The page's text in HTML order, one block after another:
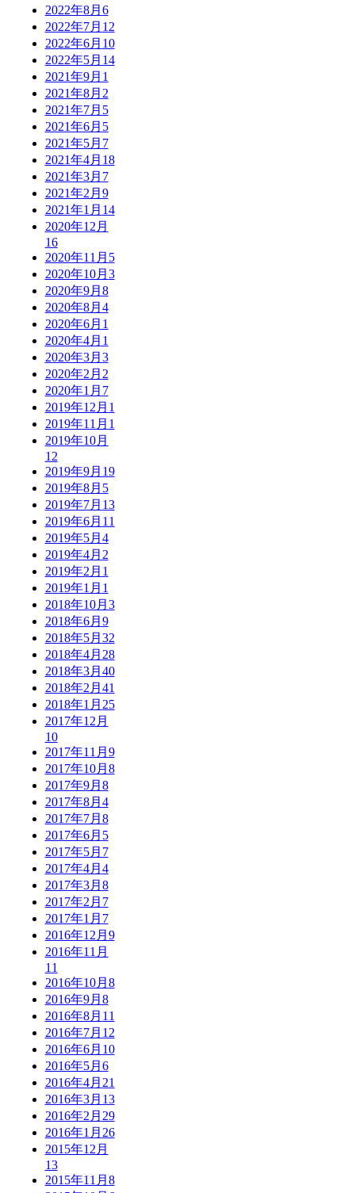
2022年8月 6
2022年7月 12
2022年6月 10
2022年5月 14
2021年9月 1
2021年8月 2
2021年7月 5
2021年6月 5
2021年5月 7
2021年4月 18
2021年3月 7
2021年2月 9
2021年1月 14
2020年12月
16
2020年11月 5
2020年10月 3
2020年9月 8
2020年8月 4
2020年6月 1
2020年4月 1
2020年3月 3
2020年2月 2
2020年1月 7
2019年12月 1
2019年11月 1
2019年10月
12
2019年9月 19
2019年8月 5
2019年7月 13
2019年6月 11
2019年5月 4
2019年4月 2
2019年2月 1
2019年1月 1
2018年10月 3
2018年6月 9
2018年5月 32
2018年4月 28
2018年3月 40
2018年2月 41
2018年1月 25
2017年12月
10
2017年11月 9
2017年10月 8
2017年9月 8
2017年8月 4
2017年7月 8
2017年6月 5
2017年5月 7
2017年4月 4
2017年3月 8
2017年2月 7
2017年1月 7
2016年12月 9
2016年11月
11
2016年10月 8
2016年9月 8
2016年8月 11
2016年7月 12
2016年6月 10
2016年5月 6
2016年4月 21
2016年3月 13
2016年2月 29
2016年1月 26
2015年12月
13
2015年11月 8